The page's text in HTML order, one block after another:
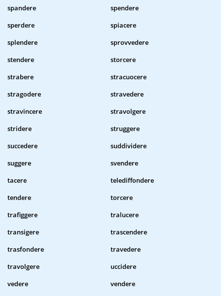
spandere
spendere
sperdere
spiacere
splendere
sprovvedere
stendere
storcere
strabere
stracuocere
stragodere
stravedere
stravincere
stravolgere
stridere
struggere
succedere
suddividere
suggere
svendere
tacere
telediffondere
tendere
torcere
trafiggere
tralucere
transigere
trascendere
trasfondere
travedere
travolgere
uccidere
vedere
vendere